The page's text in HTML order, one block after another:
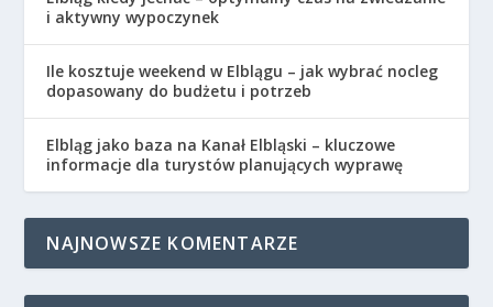
i aktywny wypoczynek
Ile kosztuje weekend w Elblągu – jak wybrać nocleg
dopasowany do budżetu i potrzeb
Elbląg jako baza na Kanał Elbląski – kluczowe
informacje dla turystów planujących wyprawę
NAJNOWSZE KOMENTARZE